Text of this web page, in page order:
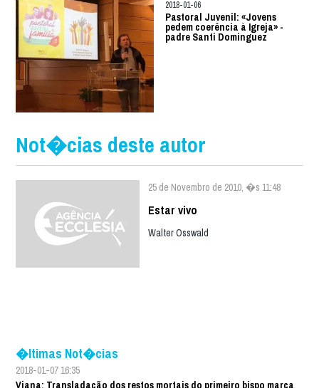
2018-01-06
Pastoral Juvenil: «Jovens
pedem coerência à Igreja» -
padre Santi Dominguez
Not�cias deste autor
25 de Novembro de 2010, �s 11:48
Estar vivo
Walter Osswald
�ltimas Not�cias
2018-01-07 16:35